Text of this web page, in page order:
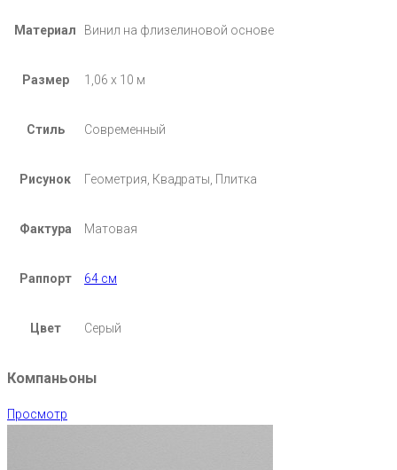
Материал Винил на флизелиновой основе
Размер 1,06 х 10 м
Стиль Современный
Рисунок Геометрия, Квадраты, Плитка
Фактура Матовая
Раппорт 64 см
Цвет Серый
Компаньоны
Просмотр